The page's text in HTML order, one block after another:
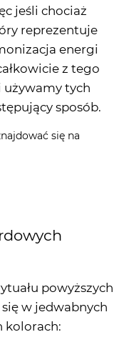
jeśli chociaż
reprezentuje
energi
z tego
używamy tych
sposób.
się na
powyższych
w jedwabnych
kolorach: